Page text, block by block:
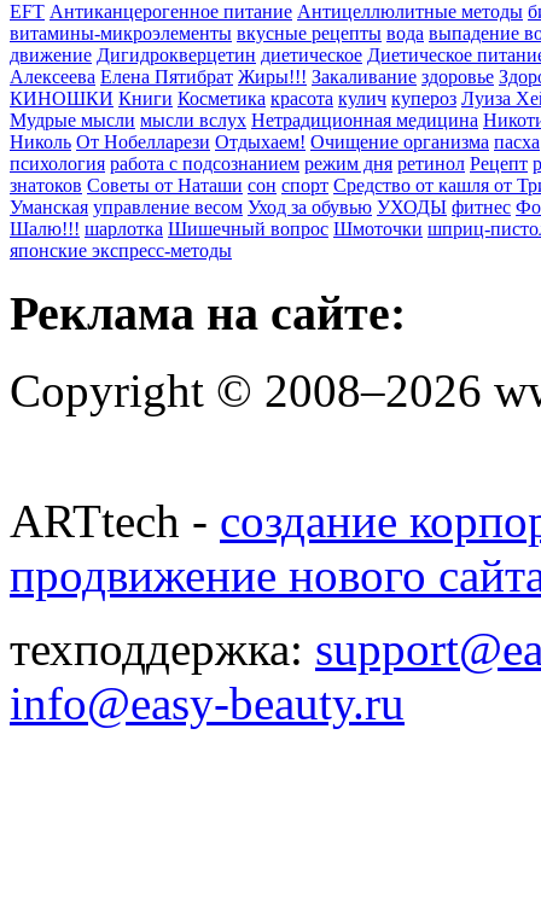
EFT Антиканцерогенное питание Антицеллюлитные методы
витамины-микроэлементы вкусные рецепты вода выпадение
движение Дигидрокверцетин диетическое Диетическое
Алексеева Елена Пятибрат Жиры!!! Закаливание здоровье
КИНОШКИ Книги Косметика красота кулич купероз Луиза
Мудрые мысли мысли вслух Нетрадиционная медицина
Николь От Нобелларези Отдыхаем! Очищение организма пасха
психология работа с подсознанием режим дня ретинол Рецепт
знатоков Советы от Наташи сон спорт Средство от кашля от
Уманская управление весом Уход за обувью УХОДЫ фитнес
Шалю!!! шарлотка Шишечный вопрос Шмоточки шприц-
японские экспресс-методы
Реклама на сайте:
Copyright © 2008–2026
ARTtech - создание
продвижение нового
техподдержка:
info@easy-beauty.ru